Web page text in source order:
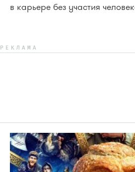
в карьере без участия
РЕКЛАМА